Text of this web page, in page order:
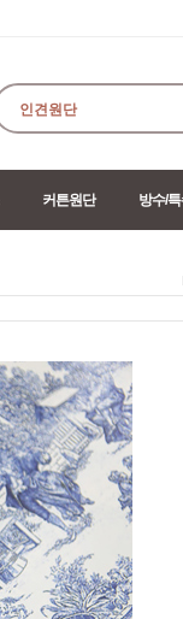
커튼원단 방수/